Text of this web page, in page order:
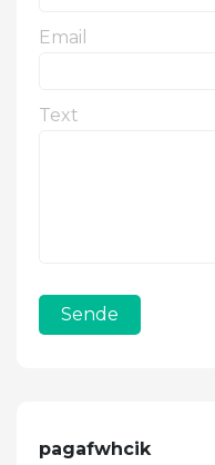
Email
Text
Sende
pagafwhcik